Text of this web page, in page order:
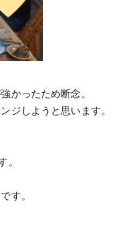
かったため断念。
ジしようと思います。
。
す。